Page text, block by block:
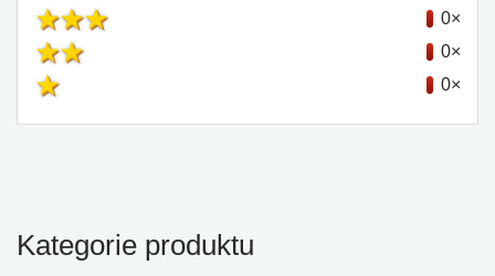
0×
0×
0×
Kategorie produktu